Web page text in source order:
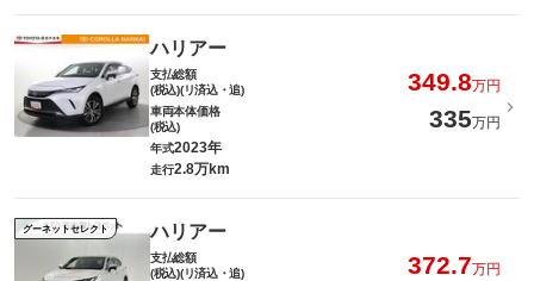
ハリアー
支払総額
(税込)(リ済込・追)
349.8万円
車両本体価格
(税込)
335万円
年式2023年
走行2.8万km
グーネットセレクト ハリアー
支払総額
(税込)(リ済込・追)
372.7万円